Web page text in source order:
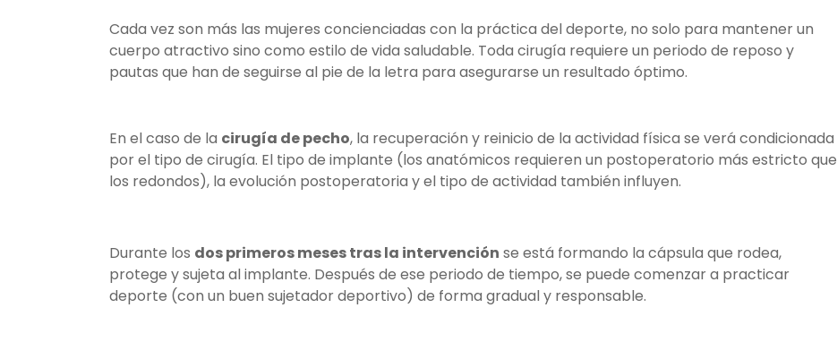
Cada vez son más las mujeres concienciadas con la práctica del deporte, no solo para mantener un
cuerpo atractivo sino como estilo de vida saludable. Toda cirugía requiere un periodo de reposo y
pautas que han de seguirse al pie de la letra para asegurarse un resultado óptimo.
En el caso de la cirugía de pecho, la recuperación y reinicio de la actividad física se verá condicionada
por el tipo de cirugía. El tipo de implante (los anatómicos requieren un postoperatorio más estricto que
los redondos), la evolución postoperatoria y el tipo de actividad también influyen.
Durante los dos primeros meses tras la intervención se está formando la cápsula que rodea,
protege y sujeta al implante. Después de ese periodo de tiempo, se puede comenzar a practicar
deporte (con un buen sujetador deportivo) de forma gradual y responsable.